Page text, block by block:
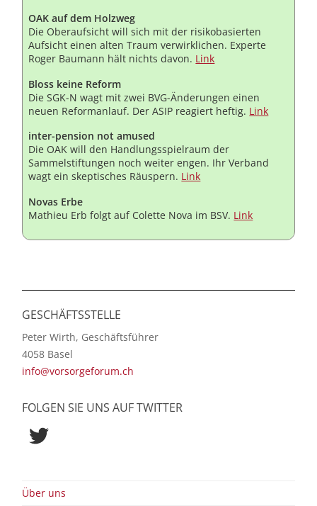
OAK auf dem Holzweg
Die Oberaufsicht will sich mit der risikobasierten
Aufsicht einen alten Traum verwirklichen. Experte
Roger Baumann hält nichts davon. Link
Bloss keine Reform
Die SGK-N wagt mit zwei BVG-Änderungen einen
neuen Reformanlauf. Der ASIP reagiert heftig. Link
inter-pension not amused
Die OAK will den Handlungsspielraum der
Sammelstiftungen noch weiter engen. Ihr Verband
wagt ein skeptisches Räuspern. Link
Novas Erbe
Mathieu Erb folgt auf Colette Nova im BSV. Link
GESCHÄFTSSTELLE
Peter Wirth, Geschäftsführer
4058 Basel
info@vorsorgeforum.ch
FOLGEN SIE UNS AUF TWITTER
Über uns